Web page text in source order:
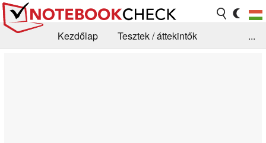
Kezdőlap
Tesztek / áttekintők
...